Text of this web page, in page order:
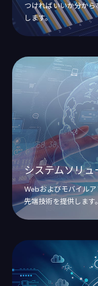
つければいいか分か
します。
システムソリュ
Webおよびモバイル
先端技術を提供します。